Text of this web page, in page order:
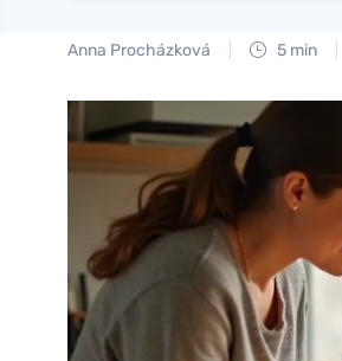
Anna Procházková 5 min